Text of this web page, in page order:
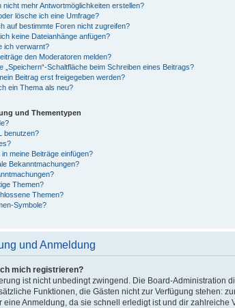
nicht mehr Antwortmöglichkeiten erstellen?
lösche ich eine Umfrage?
auf bestimmte Foren nicht zugreifen?
keine Dateianhänge anfügen?
ich verwarnt?
den Moderatoren melden?
„Speichern“-Schaltfläche beim Schreiben eines Beitrags?
Beitrag erst freigegeben werden?
ein Thema als neu?
und Thementypen
benutzen?
in meine Beiträge einfügen?
Bekanntmachungen?
Themen?
Themen?
Symbole?
und Anmeldung
mich registrieren?
ist nicht unbedingt zwingend. Die Board-Administration
Funktionen, die Gästen nicht zur Verfügung stehen:
eine Anmeldung, da sie schnell erledigt ist und dir zahlreiche